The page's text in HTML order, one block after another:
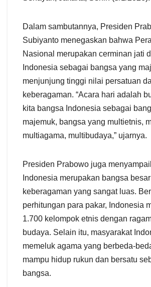
Dalam sambutannya, Presiden
Subiyanto menegaskan bahwa
Nasional merupakan cerminan jati
Indonesia sebagai bangsa yang
menjunjung tinggi nilai persatuan
keberagaman. “Acara hari adalah
kita bangsa Indonesia sebagai
majemuk, bangsa yang multietnis,
multiagama, multibudaya,” ujarnya.
Presiden Prabowo juga
Indonesia merupakan bangsa
keberagaman yang sangat luas.
perhitungan para pakar, Indonesia
1.700 kelompok etnis dengan
budaya. Selain itu, masyarakat
memeluk agama yang berbeda-
mampu hidup rukun dan bersatu
bangsa.